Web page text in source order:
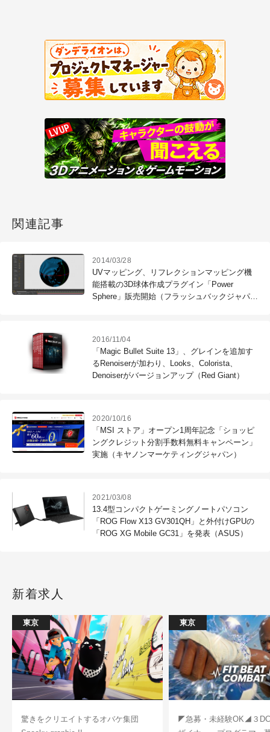
関連記事
2014/03/28
UVマッピング、リフレクションマッピング機
能搭載の3D球体作成プラグイン「Power
Sphere」販売開始（フラッシュバックジャパ
2016/11/04
「Magic Bullet Suite 13」、グレインを追加す
るRenoiserが加わり、Looks、Colorista、
Denoiserがバージョンアップ（Red Giant）
2020/10/16
「MSI ストア」オープン1周年記念「ショッピ
ングクレジット分割手数料無料キャンペーン」
実施（キヤノンマーケティングジャパン）
2021/03/08
13.4型コンパクトゲーミングノートパソコン
「ROG Flow X13 GV301QH」と外付けGPUの
「ROG XG Mobile GC31」を発表（ASUS）
新着求人
東京
驚きをクリエイトするオバケ集団
東京
◤急募・未経験OK◢３